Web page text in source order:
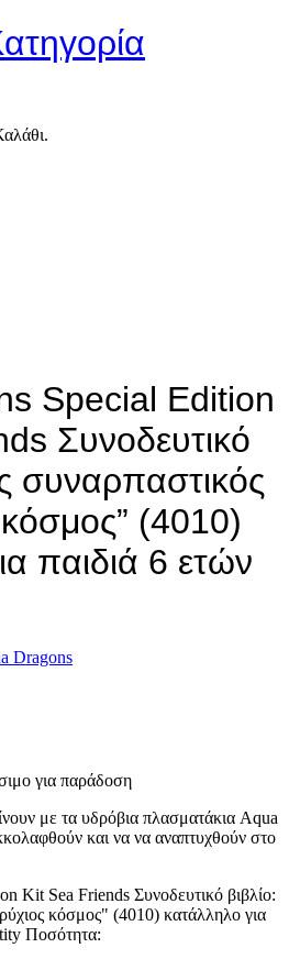
Special Edition
Συνοδευτικό
συναρπαστικός
(4010)
παιδιά 6 ετών
Dragons
για παράδοση
με τα υδρόβια πλασματάκια Aqua
και να να αναπτυχθούν στο
Kit Sea Friends Συνοδευτικό βιβλίο:
κόσμος" (4010) κατάλληλο για
Ποσότητα: